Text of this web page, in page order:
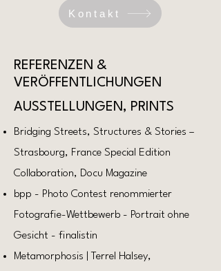
Kontakt
REFERENZEN &
VERÖFFENTLICHUNGEN
AUSSTELLUNGEN, PRINTS
Bridging Streets, Structures & Stories –
Strasbourg, France Special Edition
Collaboration, Docu Magazine
bpp - Photo Contest renommierter
Fotografie-Wettbewerb - Portrait ohne
Gesicht - finalistin
Metamorphosis | Terrel Halsey,